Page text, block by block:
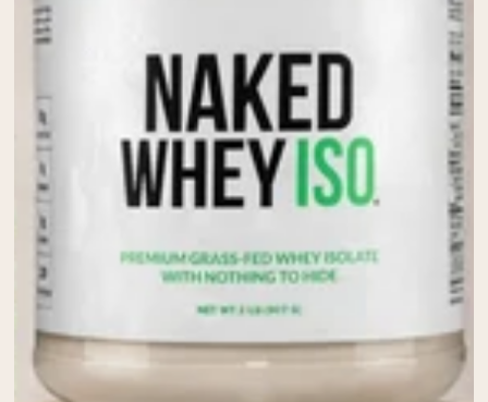
Whey de lait de vache nourrie à l'herbe à
la vanille
Whey de vache nourrie à l'herbe
Shop All Protéines En Poudre
PROTÉINES VÉGANESMeilleure Vente
Protéine de pois
Shop All Protéines Véganes